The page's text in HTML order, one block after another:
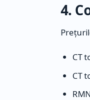
4.
CT
CT